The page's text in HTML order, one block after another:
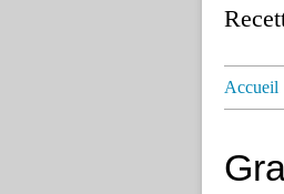
Accueil